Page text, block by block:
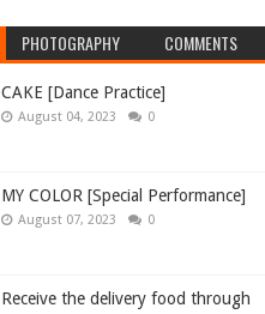
PHOTOGRAPHY COMMENTS
CAKE [Dance Practice]
August 04, 2023 0
MY COLOR [Special Performance]
August 07, 2023 0
Receive the delivery food through